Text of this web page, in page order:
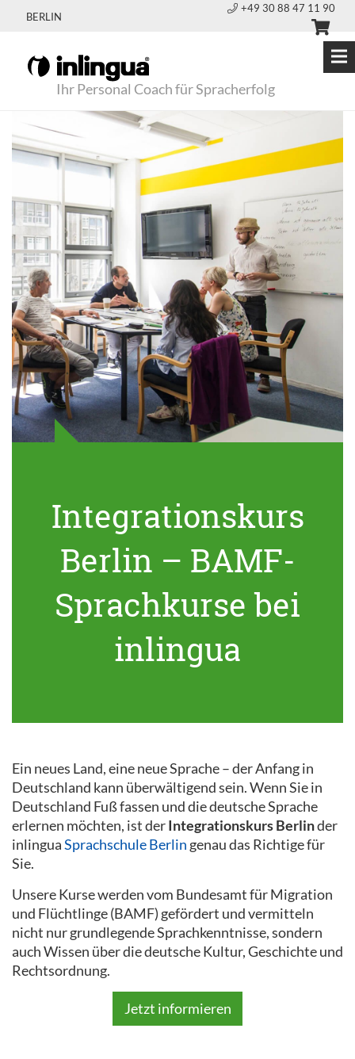
BERLIN
+49 30 88 47 11 90
Ihr Personal Coach für Spracherfolg
Integrationskurs
Berlin – BAMF-
Sprachkurse bei
inlingua
Ein neues Land, eine neue Sprache – der Anfang in
Deutschland kann überwältigend sein. Wenn Sie in
Deutschland Fuß fassen und die deutsche Sprache
erlernen möchten, ist derIntegrationskurs Berlinder
inlinguaSprachschule Berlin genau das Richtige für
Sie.
Unsere Kurse werden vom Bundesamt für Migration
und Flüchtlinge (BAMF) gefördert und vermitteln
nicht nur grundlegende Sprachkenntnisse, sondern
auch Wissen über die deutsche Kultur, Geschichte und
Rechtsordnung.
Jetzt informieren